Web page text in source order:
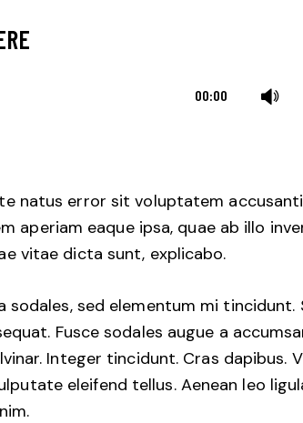
00:00
to
natus error sit voluptatem
aperiam eaque ipsa, quae ab illo
vitae dicta sunt, explicabo.
sodales, sed elementum mi tincidunt.
Fusce sodales augue a
Integer tincidunt. Cras dapibus.
eleifend tellus. Aenean leo